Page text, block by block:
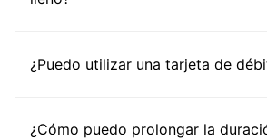
¿Puedo utilizar una tarjeta de
¿Cómo puedo prolongar la